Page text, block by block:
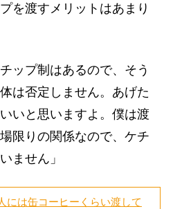
を渡すメリットはあまり
ップ制はあるので、そう
は否定しません。あげた
いと思いますよ。僕は渡
限りの関係なので、ケチ
ません」
には缶コーヒーくらい渡して